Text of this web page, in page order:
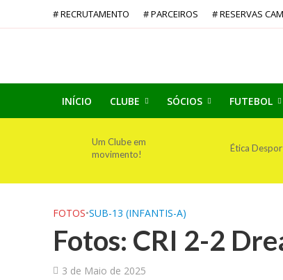
# RECRUTAMENTO # PARCEIROS # RESERVAS
INÍCIO CLUBE SÓCIOS FUTEBOL
Um Clube em
movimento!
Ética
FOTOS•SUB-13 (INFANTIS-A)
Fotos: CRI 2-2
3 de Maio de 2025